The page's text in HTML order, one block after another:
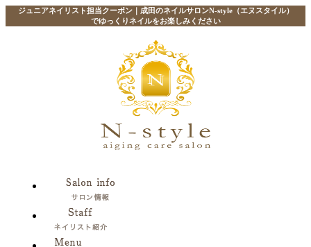
ジュニアネイリスト担当クーポン｜成田のネイルサロンN-style（エヌスタイル）
でゆっくりネイルをお楽しみください